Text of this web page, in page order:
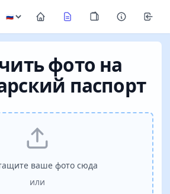
фото на
паспорт
ваше фото сюда
или